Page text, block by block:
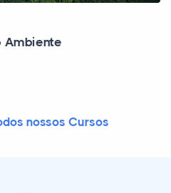
Ambiente
nossos Cursos